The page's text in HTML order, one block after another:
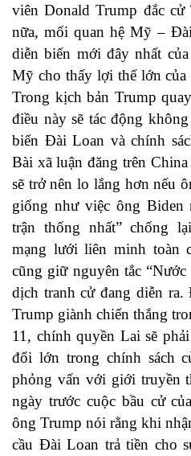
viên Donald Trump đắc
nữa, mối quan hệ Mỹ –
diễn biến mới đây nhất
Mỹ cho thấy lợi thế lớn
Trong kịch bản Trump
điều này sẽ tác động
biển Đài Loan và chính
Bài xã luận đăng trên
sẽ trở nên lo lắng hơn nếu
giống như việc ông Biden
trận thống nhất” chống
mạng lưới liên minh toàn
cũng giữ nguyên tắc
dịch tranh cử đang diễn
Trump giành chiến thắng
11, chính quyền Lai sẽ
đổi lớn trong chính sách
phỏng vấn với giới truyền
ngày trước cuộc bầu cử
ông Trump nói rằng khi
cầu Đài Loan trả tiền cho